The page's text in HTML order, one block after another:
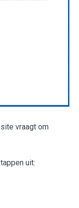
vraagt om
uit: